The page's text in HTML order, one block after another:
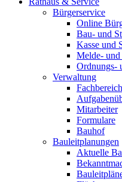
Bürgerservice
Online
Bau- und
Kasse und
Melde- und
Ordnungs-
Verwaltung
Mitarbeiter
Formulare
Bauhof
Bauleitplanungen
Aktuelle